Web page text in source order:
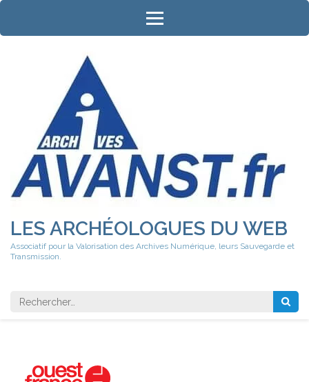
Aller
contenu
LES ARCHÉOLOGUES DU WEB
Associatif pour la Valorisation des Archives Numérique, leurs Sauvegarde et
Transmission.
Rechercher